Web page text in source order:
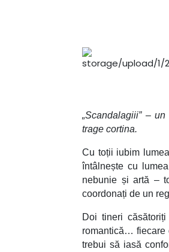
„Scandalagiii” –
trage cortina.
Cu toții iubim
întâlnește cu
nebunie și artă –
coordonați de un
Doi tineri
romantică… fiecare
trebui să iasă